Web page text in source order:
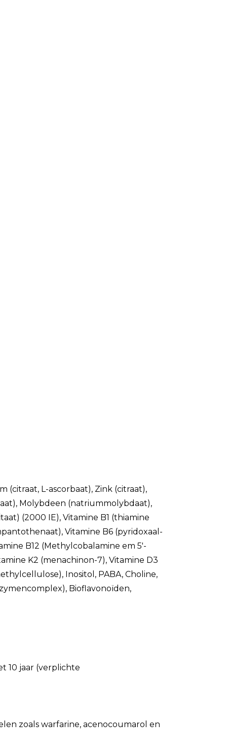
(citraat, L-ascorbaat), Zink (citraat),
Molybdeen (natriummolybdaat),
(2000 IE), Vitamine B1 (thiamine
Vitamine B6 (pyridoxaal-
B12 (Methylcobalamine em 5'-
K2 (menachinon-7), Vitamine D3
Inositol, PABA, Choline,
Bioflavonoïden,
10 jaar (verplichte
zoals warfarine, acenocoumarol en